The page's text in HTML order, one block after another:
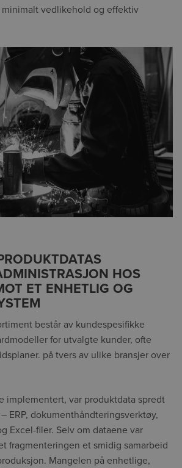
vedlikehold og effektiv
HOS
ET ENHETLIG OG
består av kundespesifikke
for utvalgte kunder, ofte
på tvers av ulike bransjer over
implementert, var produktdata spredt
ERP, dokumenthåndteringsverktøy,
Excel-filer. Selv om dataene var
fragmenteringen et smidig samarbeid
Mangelen på enhetlige,